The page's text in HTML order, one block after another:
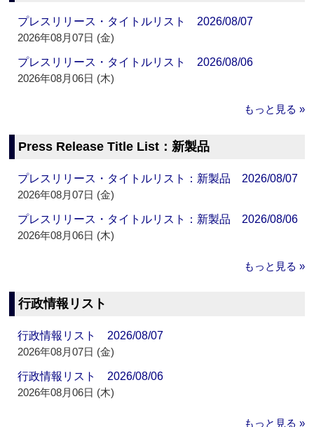
プレスリリース・タイトルリスト 2026/08/07
2026年08月07日 (金)
プレスリリース・タイトルリスト 2026/08/06
2026年08月06日 (木)
もっと見る »
Press Release Title List：新製品
プレスリリース・タイトルリスト：新製品 2026/08/07
2026年08月07日 (金)
プレスリリース・タイトルリスト：新製品 2026/08/06
2026年08月06日 (木)
もっと見る »
行政情報リスト
行政情報リスト 2026/08/07
2026年08月07日 (金)
行政情報リスト 2026/08/06
2026年08月06日 (木)
もっと見る »